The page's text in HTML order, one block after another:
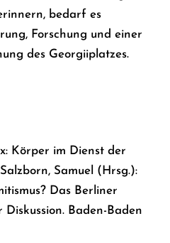
bedarf es
Forschung und einer
des Georgiiplatzes.
Körper im Dienst der
Samuel (Hrsg.):
Das Berliner
Baden-Baden